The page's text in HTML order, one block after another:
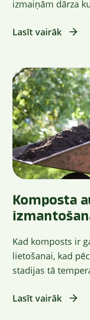
izmaiņām dārza
Lasīt vairāk
Komposta
Kad komposts ir
lietošanai, kad
stadijas tā
Lasīt vairāk